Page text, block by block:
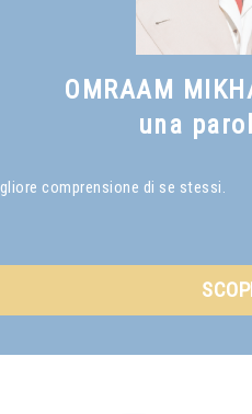
OMRAAM
una
comprensione di se stessi.